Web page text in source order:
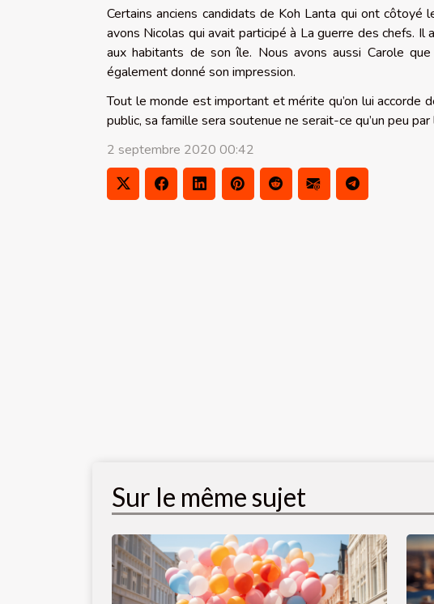
Certains anciens candidats de Koh Lanta qui ont côtoyé
avons Nicolas qui avait participé à La guerre des chefs.
aux habitants de son île. Nous avons aussi Carole
également donné son impression.
Tout le monde est important et mérite qu’on lui accorde
public, sa famille sera soutenue ne serait-ce qu’un peu
2 septembre 2020 00:42
Sur le même sujet